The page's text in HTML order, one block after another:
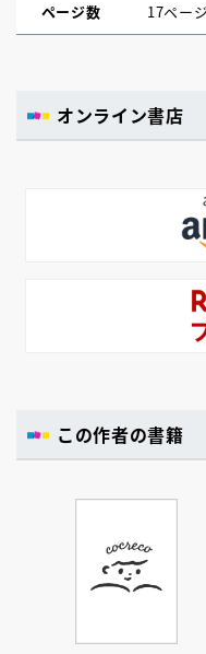
ページ数 17ページ
オンライン書店
この作者の書籍